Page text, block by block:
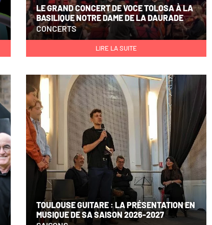
LE GRAND CONCERT DE VOCE TOLOSA À LA
BASILIQUE NOTRE DAME DE LA DAURADE
CONCERTS
LIRE LA SUITE
TOULOUSE GUITARE : LA PRÉSENTATION EN
MUSIQUE DE SA SAISON 2026-2027